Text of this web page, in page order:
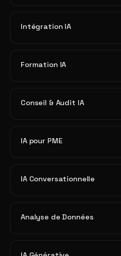
Intégration IA
Formation IA
Conseil & Audit IA
IA pour PME
IA Conversationnelle
Analyse de Données